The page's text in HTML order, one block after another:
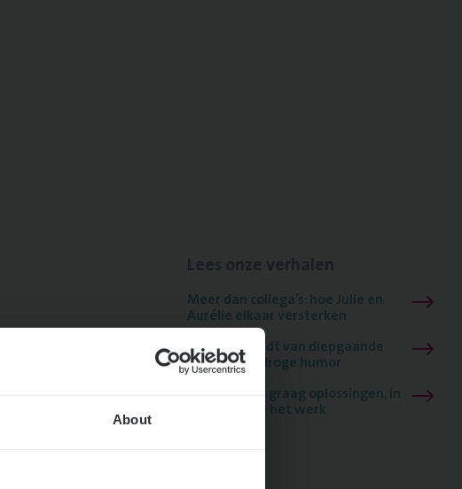
About
Meer dan collega’s: hoe Julie en
Aurélie elkaar versterken
Mathias houdt van diepgaande
dossiers én droge humor
Thalia zoekt graag oplossingen, in
games én op het werk